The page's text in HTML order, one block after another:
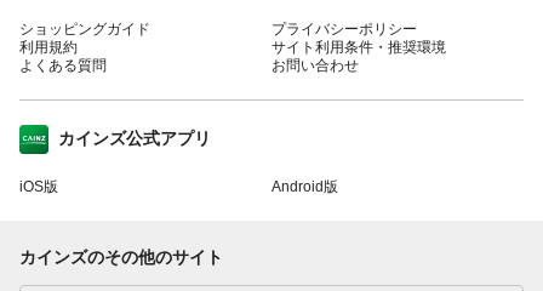
ショッピングガイド
利用規約
よくある質問
プライバシーポリシー
サイト利用条件・推奨環境
お問い合わせ
カインズ公式アプリ
iOS版 Android版
カインズのその他のサイト